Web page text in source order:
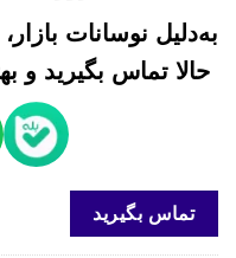
به‌دلیل نوسانات
حالا تماس بگیرید و
تماس بگیرید